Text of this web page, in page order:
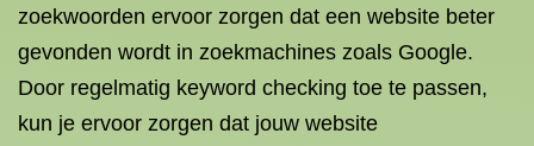
zoekwoorden ervoor zorgen dat een website beter
gevonden wordt in zoekmachines zoals Google.
Door regelmatig keyword checking toe te passen,
kun je ervoor zorgen dat jouw website